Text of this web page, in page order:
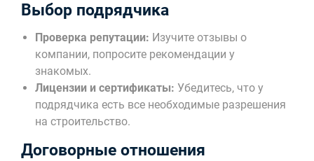
Выбор подрядчика
Проверка репутации: Изучите отзывы о
компании, попросите рекомендации у
знакомых.
Лицензии и сертификаты: Убедитесь, что у
подрядчика есть все необходимые разрешения
на строительство.
Договорные отношения